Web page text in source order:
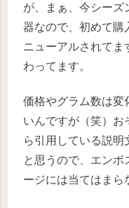
が、まぁ、今シーズ
器なので、初めて購
ニューアルされてま
わってます。
価格やグラム数は変
いんですが（笑）お
ら引用している説
と思うので、エンボ
ージには当てはまら